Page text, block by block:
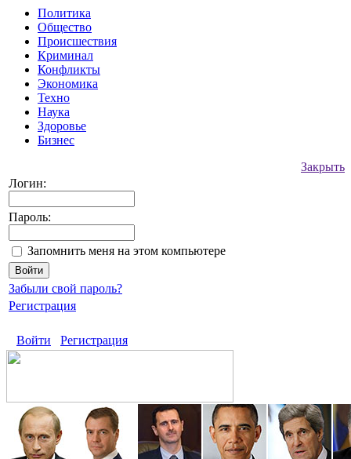
Политика
Общество
Происшествия
Криминал
Конфликты
Экономика
Техно
Наука
Здоровье
Бизнес
Закрыть
Логин:
Пароль:
Запомнить меня на этом компьютере
Забыли свой пароль?
Регистрация
Войти Регистрация